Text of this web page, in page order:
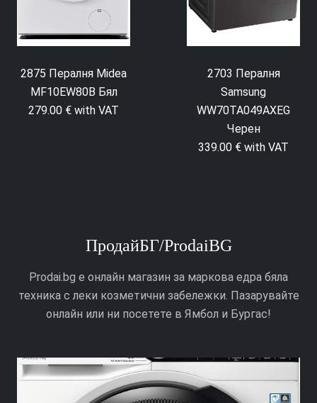
2875 Пералня Midea
MF10EW80B Бял
279.00 € with VAT
2703 Пералня
Samsung
WW70TA049AXEG
Черен
339.00 € with VAT
ПродайБГ/ProdaiBG
Prodai.bg е онлайн магазин за маркова едра бяла
техника с леки козметични забележки. Пазарувайте
онлайн или ни посетете в Ямбол и Бургас!